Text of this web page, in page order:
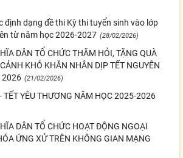
định dạng đề thi Kỳ thi tuyển sinh vào lớp
từ năm học 2026-2027 (28/02/2026)
DÂN TỔ CHỨC THĂM HỎI, TẶNG QUÀ
KHÓ KHĂN NHÂN DỊP TẾT NGUYÊN
2026 (21/02/2026)
TẾT YÊU THƯƠNG NĂM HỌC 2025-2026
DÂN TỔ CHỨC HOẠT ĐỘNG NGOẠI
ỨNG XỬ TRÊN KHÔNG GIAN MẠNG